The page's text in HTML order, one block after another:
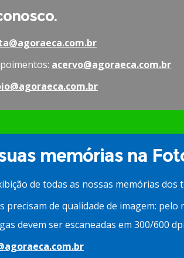
acervo@agoraeca.com.br
memórias na
de todas as nossas memórias dos
precisam de qualidade de imagem: pelo
devem ser escaneadas em 300/600